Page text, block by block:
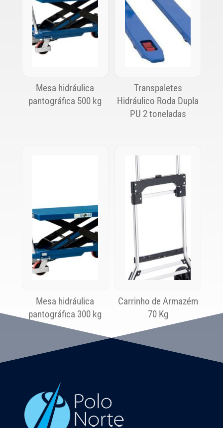
Mesa hidráulica
pantográfica 500 kg
Transpaletes
Hidráulico Roda Dupla
PU 2 toneladas
Mesa hidráulica
pantográfica 300 kg
Carrinho de Armazém
70 Kg